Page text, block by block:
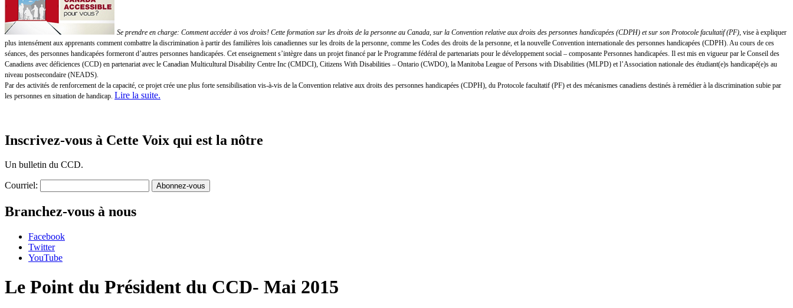
Se prendre en charge: Comment accéder à vos droits! Cette formation sur les droits de la personne au Canada, sur la Convention relative aux droits des personnes handicapées (CDPH) et sur son Protocole facultatif (PF) , vise à expliquer
plus intensément aux apprenants comment combattre la discrimination à partir des familières lois canadiennes sur les droits de la personne, comme les Codes des droits de la personne, et la nouvelle Convention internationale des personnes handicapées (CDPH). Au cours de ces
séances, des personnes handicapées formeront d’autres personnes handicapées. Cet enseignement s’intègre dans un projet financé par le Programme fédéral de partenariats pour le développement social – composante Personnes handicapées. Il est mis en vigueur par le Conseil des
Canadiens avec déficiences (CCD) en partenariat avec le Canadian Multicultural Disability Centre Inc (CMDCI), Citizens With Disabilities – Ontario (CWDO), la Manitoba League of Persons with Disabilities (MLPD) et l’Association nationale des étudiant(e)s handicapé(e)s au
niveau postsecondaire (NEADS).
Par des activités de renforcement de la capacité, ce projet crée une plus forte sensibilisation vis-à-vis de la Convention relative aux droits des personnes handicapées (CDPH), du Protocole facultatif (PF) et des mécanismes canadiens destinés à remédier à la discrimination subie par
les personnes en situation de handicap. Lire la suite.
Inscrivez-vous à Cette Voix qui est la nôtre
Un bulletin du CCD.
Courriel:
Branchez-vous à nous
Facebook
Twitter
YouTube
Le Point du Président du CCD- Mai 2015